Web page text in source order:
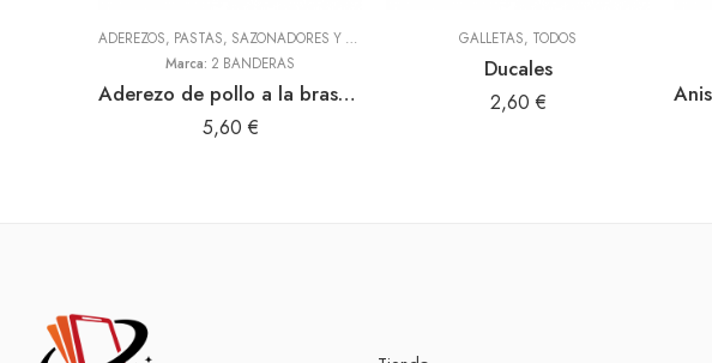
ADEREZOS, PASTAS, SAZONADORES Y CONDIMENTOS
TODOS
Marca: 2 BANDERAS
Aderezo de pollo a la brasa 300gr (2 Banderas)
5,60 €
GALLETAS, TODOS
Ducales
2,60 €